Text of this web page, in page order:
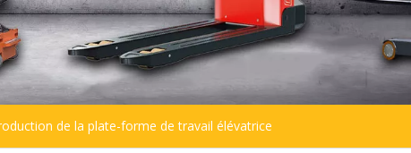
de la plate-forme de travail élévatrice